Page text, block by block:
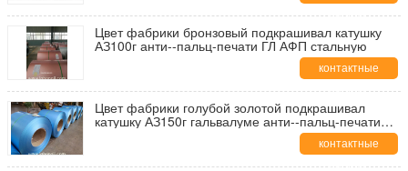
данные
Цвет фабрики бронзовый подкрашивал катушку
АЗ100г анти--пальц-печати ГЛ АФП стальную
контактные
данные
Цвет фабрики голубой золотой подкрашивал
катушку АЗ150г гальвалуме анти--пальц-печати
контактные
данные